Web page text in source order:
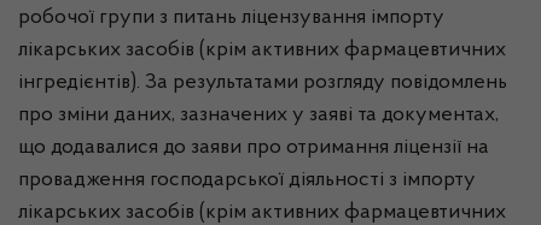
робочої групи з питань ліцензування імпорту
лікарських засобів (крім активних фармацевтичних
інгредієнтів). За результатами розгляду повідомлень
про зміни даних, зазначених у заяві та документах,
що додавалися до заяви про отримання ліцензії на
провадження господарської діяльності з імпорту
лікарських засобів (крім активних фармацевтичних